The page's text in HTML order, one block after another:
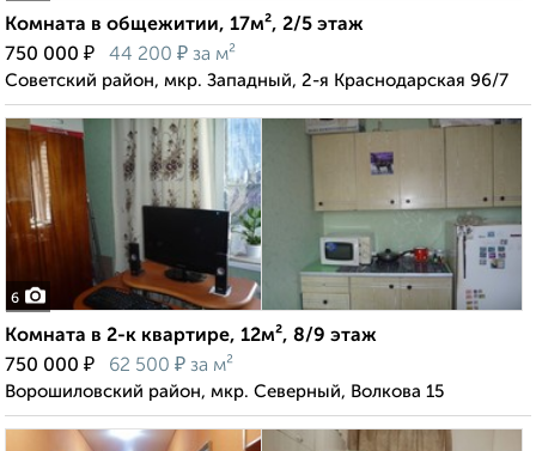
Комната в общежитии, 17м², 2/5 этаж
750 000 ₽ 44 200 ₽ за м²
Советский район, мкр. Западный, 2-я Краснодарская 96/7
6
Комната в 2-к квартире, 12м², 8/9 этаж
750 000 ₽ 62 500 ₽ за м²
Ворошиловский район, мкр. Северный, Волкова 15